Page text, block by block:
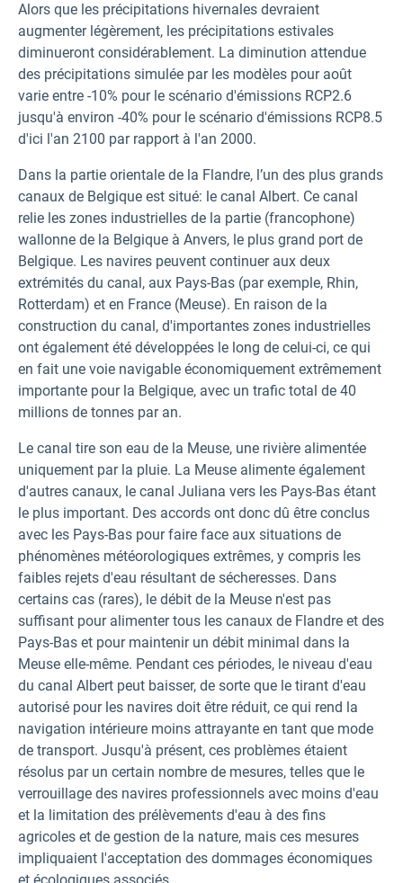
Alors que les précipitations hivernales devraient
augmenter légèrement, les précipitations estivales
diminueront considérablement. La diminution attendue
des précipitations simulée par les modèles pour août
varie entre -10% pour le scénario d'émissions RCP2.6
jusqu'à environ -40% pour le scénario d'émissions RCP8.5
d'ici l'an 2100 par rapport à l'an 2000.
Dans la partie orientale de la Flandre, l’un des plus grands
canaux de Belgique est situé: le canal Albert. Ce canal
relie les zones industrielles de la partie (francophone)
wallonne de la Belgique à Anvers, le plus grand port de
Belgique. Les navires peuvent continuer aux deux
extrémités du canal, aux Pays-Bas (par exemple, Rhin,
Rotterdam) et en France (Meuse). En raison de la
construction du canal, d'importantes zones industrielles
ont également été développées le long de celui-ci, ce qui
en fait une voie navigable économiquement extrêmement
importante pour la Belgique, avec un trafic total de 40
millions de tonnes par an.
Le canal tire son eau de la Meuse, une rivière alimentée
uniquement par la pluie. La Meuse alimente également
d'autres canaux, le canal Juliana vers les Pays-Bas étant
le plus important. Des accords ont donc dû être conclus
avec les Pays-Bas pour faire face aux situations de
phénomènes météorologiques extrêmes, y compris les
faibles rejets d'eau résultant de sécheresses. Dans
certains cas (rares), le débit de la Meuse n'est pas
suffisant pour alimenter tous les canaux de Flandre et des
Pays-Bas et pour maintenir un débit minimal dans la
Meuse elle-même. Pendant ces périodes, le niveau d'eau
du canal Albert peut baisser, de sorte que le tirant d'eau
autorisé pour les navires doit être réduit, ce qui rend la
navigation intérieure moins attrayante en tant que mode
de transport. Jusqu'à présent, ces problèmes étaient
résolus par un certain nombre de mesures, telles que le
verrouillage des navires professionnels avec moins d'eau
et la limitation des prélèvements d'eau à des fins
agricoles et de gestion de la nature, mais ces mesures
impliquaient l'acceptation des dommages économiques